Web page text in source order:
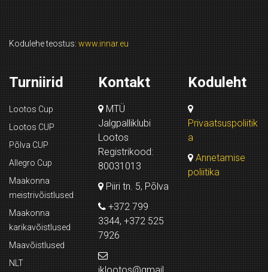
Kodulehe teostus: www.innar.eu
Turniirid
Lootos Cup
Lootos CUP
Põlva CUP
Allegro Cup
Maakonna
meistrivõistlused
Maakonna
karikavõistlused
Maavõistlused
NLT
Kontakt
MTÜ
Jalgpalliklubi
Lootos
Registrikood:
80031013
Piiri tn. 5, Põlva
+372 799
3344, +372 525
7926
Koduleht
Privaatsuspoliitik
a
Annetamise
poliitika